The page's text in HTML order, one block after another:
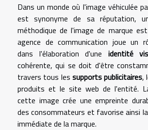
Dans un monde où l'image véhiculée
est synonyme de sa réputation,
méthodique de l'image de marque
agence de communication joue un
dans l'élaboration d'une identité
cohérente, qui se doit d'être
travers tous les supports publicitaires,
produits et le site web de l'entité.
cette image crée une empreinte
des consommateurs et favorise ainsi
immédiate de la marque.